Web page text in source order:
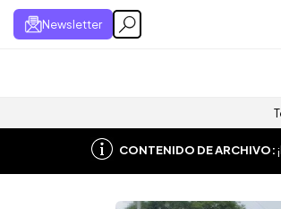
Newsletter
CONTENIDO DE ARCHIVO: